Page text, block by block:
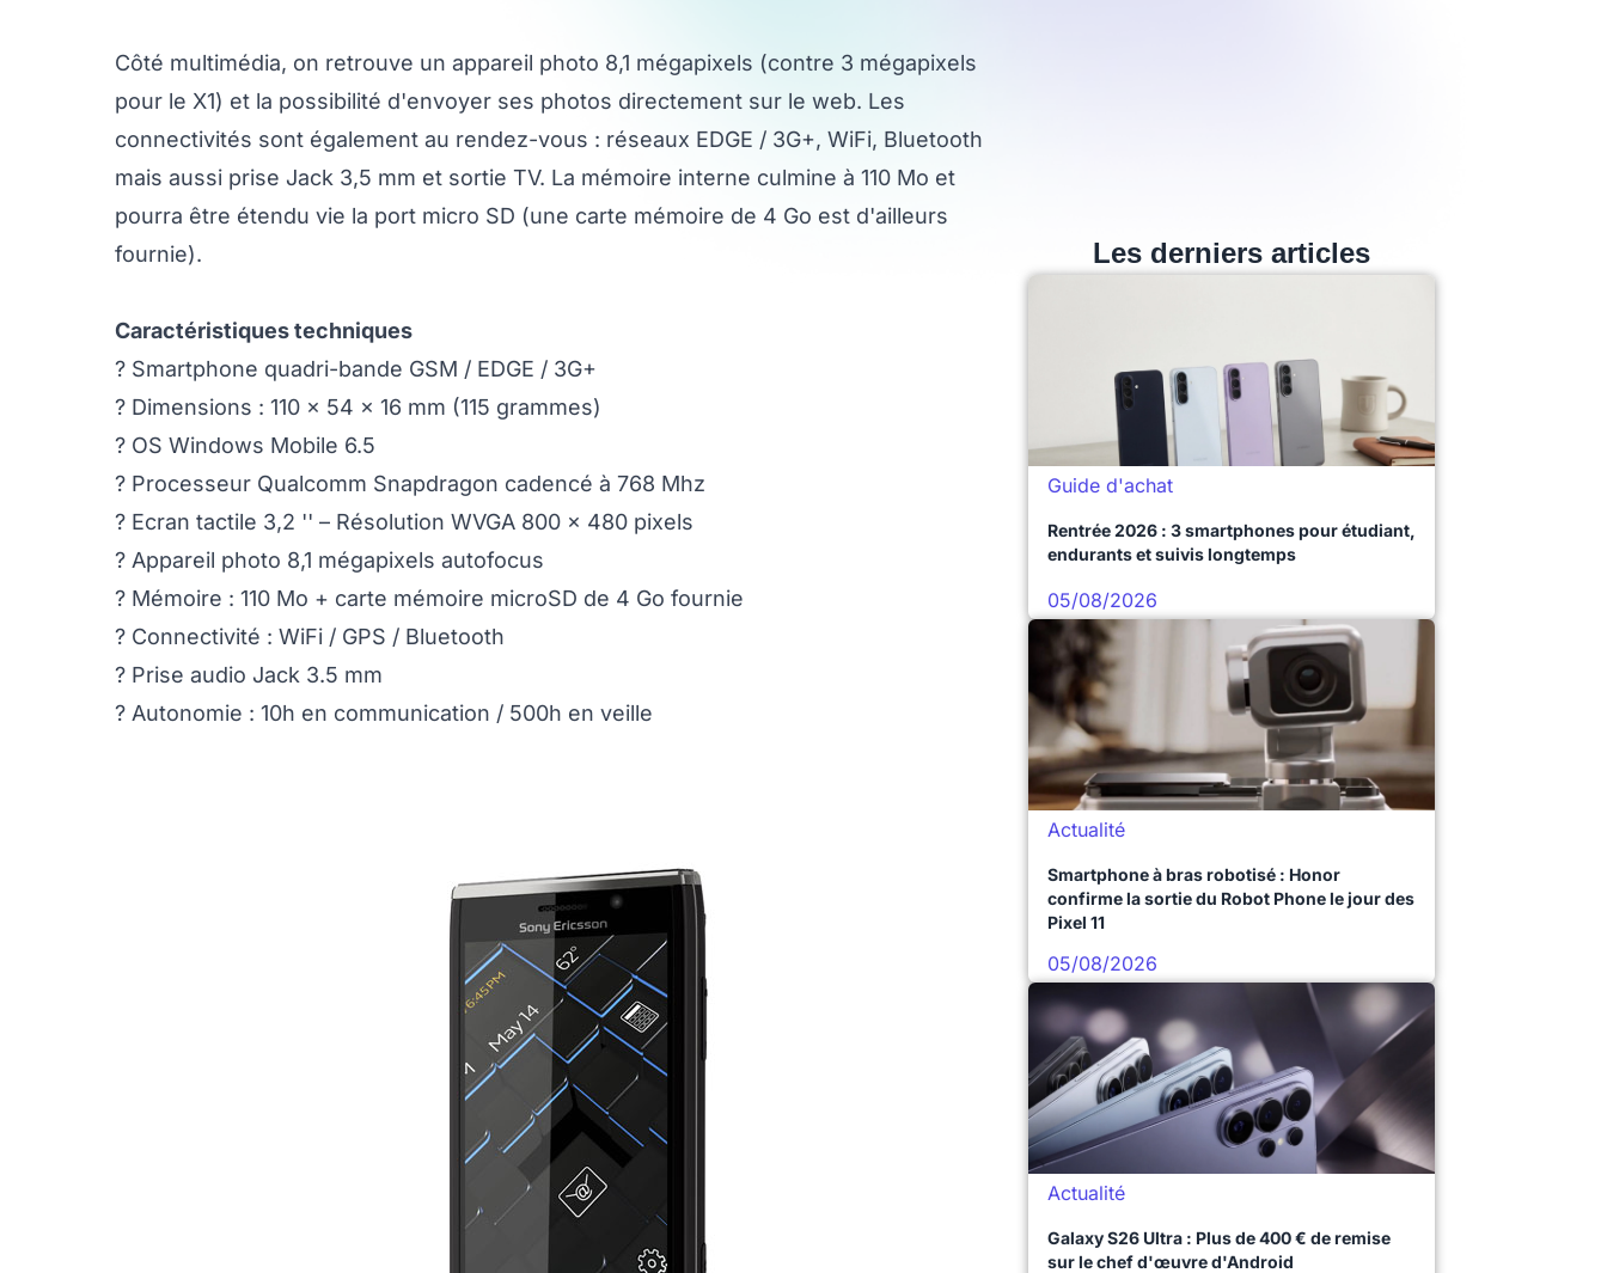
Côté multimédia, on retrouve un appareil photo 8,1 mégapixels (contre 3 mégapixels
pour le X1) et la possibilité d'envoyer ses photos directement sur le web. Les
connectivités sont également au rendez-vous : réseaux EDGE / 3G+, WiFi, Bluetooth
mais aussi prise Jack 3,5 mm et sortie TV. La mémoire interne culmine à 110 Mo et
pourra être étendu vie la port micro SD (une carte mémoire de 4 Go est d'ailleurs
fournie).
Caractéristiques techniques
? Smartphone quadri-bande GSM / EDGE / 3G+
? Dimensions : 110 x 54 x 16 mm (115 grammes)
? OS Windows Mobile 6.5
? Processeur Qualcomm Snapdragon cadencé à 768 Mhz
? Ecran tactile 3,2 '' – Résolution WVGA 800 x 480 pixels
? Appareil photo 8,1 mégapixels autofocus
? Mémoire : 110 Mo + carte mémoire microSD de 4 Go fournie
? Connectivité : WiFi / GPS / Bluetooth
? Prise audio Jack 3.5 mm
? Autonomie : 10h en communication / 500h en veille
Les derniers articles
Guide d'achat
Rentrée 2026 : 3 smartphones pour étudiant,
endurants et suivis longtemps
05/08/2026
Actualité
Smartphone à bras robotisé : Honor
confirme la sortie du Robot Phone le jour des
Pixel 11
05/08/2026
Actualité
Galaxy S26 Ultra : Plus de 400 € de remise
sur le chef d'œuvre d'Android